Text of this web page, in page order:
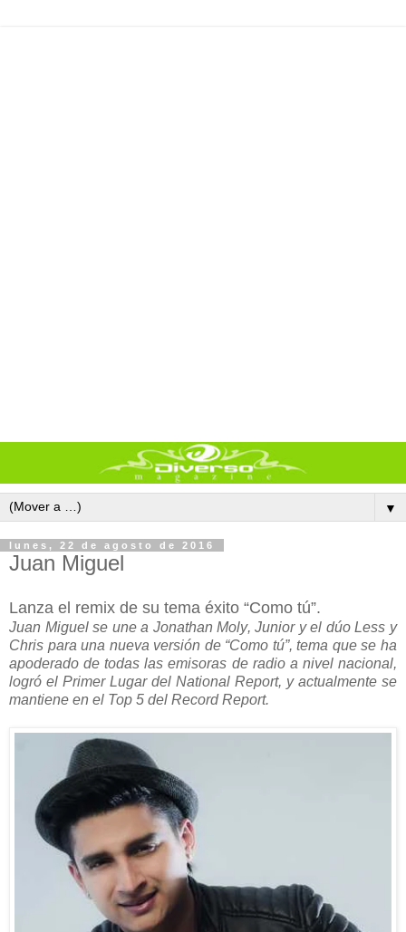
▼
lunes, 22 de agosto de 2016
Juan Miguel
Lanza el remix de su tema éxito “Como tú”.
Juan Miguel se une a Jonathan Moly, Junior y el dúo Less y
Chris para una nueva versión de “Como tú”, tema que se ha
apoderado de todas las emisoras de radio a nivel nacional,
logró el Primer Lugar del National Report, y actualmente se
mantiene en el Top 5 del Record Report.